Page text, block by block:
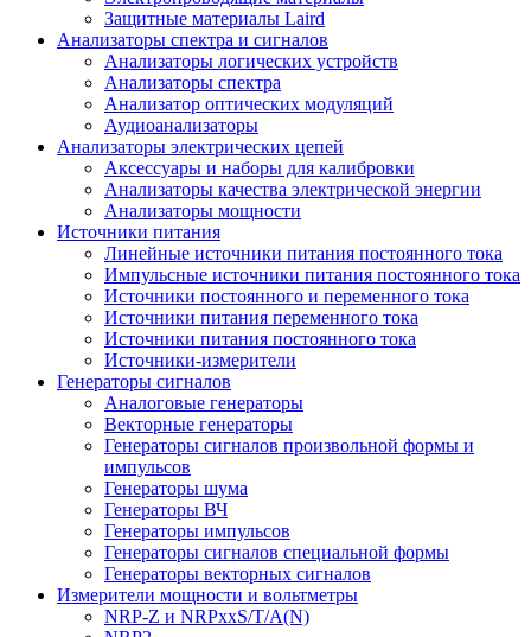
Защитные материалы Laird
Анализаторы спектра и сигналов
Анализаторы логических устройств
Анализаторы спектра
Анализатор оптических модуляций
Аудиоанализаторы
Анализаторы электрических цепей
Аксессуары и наборы для калибровки
Анализаторы качества электрической энергии
Анализаторы мощности
Источники питания
Линейные источники питания постоянного тока
Импульсные источники питания постоянного тока
Источники постоянного и переменного тока
Источники питания переменного тока
Источники питания постоянного тока
Источники-измерители
Генераторы сигналов
Аналоговые генераторы
Векторные генераторы
Генераторы сигналов произвольной формы и
импульсов
Генераторы шума
Генераторы ВЧ
Генераторы импульсов
Генераторы сигналов специальной формы
Генераторы векторных сигналов
Измерители мощности и вольтметры
NRP-Z и NRPхxS/T/A(N)